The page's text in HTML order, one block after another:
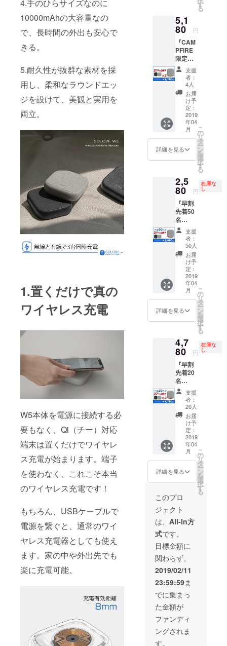
4.手のひらサイズなのに
10000mAhの大容量なの
で、長時間の外出も安心で
きる。
5.耐久性が抜群な素材を採
用し、柔和なラウンドエッ
ジを設けて、美観と実用を
両立。
1.置くだけで真の
ワイヤレス充電
W5本体を電源に接続する必
要もなく、Qi（チー）対応
端末は置くだけでワイヤレ
ス充電が始まります。端子
を使わなく、これこそ本当
のワイヤレス充電です！
もちろん、USBケーブルで
電源を繋ぐと、通常のワイ
ヤレス充電器としても使え
ます。家の中や外出先でも
楽に充電可能。
SOLOV
E-W5本
体×1個
micro
USB
ケーブ
ル×1本
取扱説
明書×1
枚 ※商
品の仕
様、デ
ザイン
に関し
まして
は一部
変更に
ます。
ご了承
くださ
い。
※2019
年4月に
お届け
する予
定です
が、生
産、配
送状況
により
遅れる
可能性
もござ
いま
す
る
5,1
80 円
『CAM
PFIRE
限定価
格』
21％OF
モバイ
ルバッ
テリー
SOLOV
E-W5＞
2セット
（送料
込み）
＜2セッ
ト＞詳
SOLOV
E-W5本
体×2個
micro
USB
ケーブ
ル×2本
取扱説
明書×2
枚 ※商
品の仕
様、デ
ザイン
に関し
まして
は一部
変更に
ます。
ご了承
くださ
い。
※2019
年4月に
お届け
する予
定です
が、生
産、配
送状況
により
遅れる
可能性
もござ
いま
支援
者：
4人
お届
け予
定：
2019
年04
月
詳細を見る
こ
の
リ
タ
ー
ン
を
選
択
す
る
2,5
80 円
在庫な
し
『早割
先着50
名
様！！
』
21％OF
F ★＜
モバイ
ルバッ
テリー
SOLOV
E-W5＞
1セット
（送料
込み）
＜1セッ
細：
SOLOV
E-W5本
体×1個
micro
USB
ケーブ
ル×1本
取扱説
明書×1
品の仕
様、デ
ザイン
に関し
まして
は一部
能性も
ござい
ます。
ご了承
くださ
い。
※2019
年4月に
お届け
する予
定です
が、生
産、配
送状況
により
遅れる
可能性
もござ
支援
者：
50人
お届
け予
定：
2019
年04
月
詳細を見る
こ
の
リ
タ
ー
ン
を
選
択
す
る
4,7
80 円
在庫な
し
『早割
先着20
名
様！』
27％OF
モバイ
ルバッ
テリー
SOLOV
E-W5＞
2セット
（送料
込み）
＜2セッ
ト＞詳
細：
SOLOV
E-W5本
体×2個
micro
USB
ケーブ
ル×2本
取扱説
明書×2
枚 ※商
品の仕
様、デ
ザイン
に関し
まして
は一部
変更に
支援
者：
20人
お届
け予
定：
2019
年04
月
詳細を見る
こ
の
リ
タ
ー
ン
を
選
択
す
る
このプロ
ジェクト
は、 All-In方
式です。
目標金額に
関わらず、
2019/02/11
23:59:59ま
でに集まっ
た金額が
ファンディ
ングされま
す。